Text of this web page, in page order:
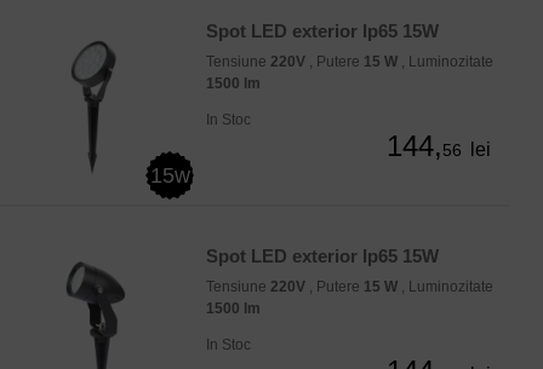
15w
Spot LED exterior Ip65 15W
Tensiune 220V , Putere 15 W , Luminozitate
1500 lm
In Stoc
144,56 lei
Spot LED exterior Ip65 15W
Tensiune 220V , Putere 15 W , Luminozitate
1500 lm
In Stoc